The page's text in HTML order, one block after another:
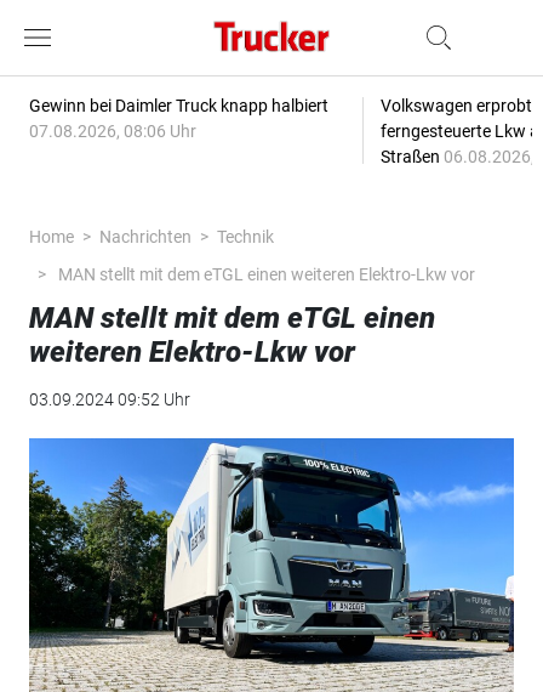
Gewinn bei Daimler Truck knapp halbiert
07.08.2026, 08:06 Uhr
Volkswagen erprobt
ferngesteuerte Lkw
Straßen 06.08.2026,
Home Nachrichten
Technik
MAN stellt mit dem eTGL einen weiteren Elektro-Lkw vor
MAN stellt mit dem eTGL einen
weiteren Elektro-Lkw vor
03.09.2024 09:52 Uhr